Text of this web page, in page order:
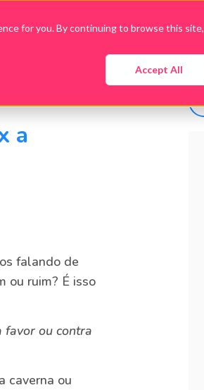
for you. By continuing to browse this site,
Accept All
Cases Conteúdo
a
falando de
ou ruim? É isso
favor ou contra
caverna ou